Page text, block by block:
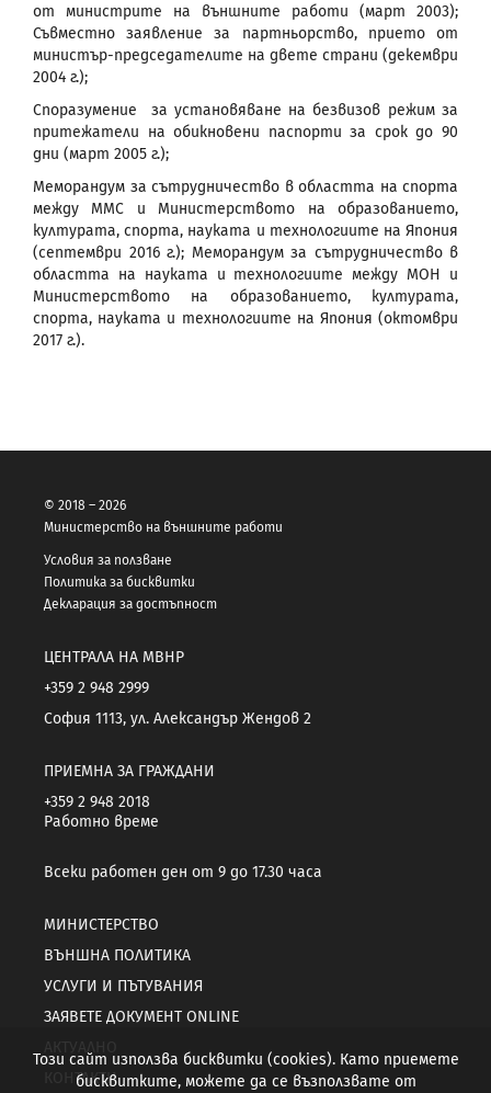
от министрите на външните работи (март 2003);
Съвместно заявление за партньорство, прието от
министър-председателите на двете страни (декември
2004 г.);
Споразумение за установяване на безвизов режим за
притежатели на обикновени паспорти за срок до 90
дни (март 2005 г.);
Меморандум за сътрудничество в областта на спорта
между ММС и Министерството на образованието,
културата, спорта, науката и технологиите на Япония
(септември 2016 г.); Меморандум за сътрудничество в
областта на науката и технологиите между МОН и
Министерството на образованието, културата,
спорта, науката и технологиите на Япония (октомври
2017 г.).
© 2018 – 2026
Министерство на външните работи
Условия за ползване
Политика за бисквитки
Декларация за достъпност
ЦЕНТРАЛА НА МВНР
+359 2 948 2999
София 1113, ул. Александър Жендов 2
ПРИЕМНА ЗА ГРАЖДАНИ
+359 2 948 2018
Работно време
Всеки работен ден от 9 до 17.30 часа
МИНИСТЕРСТВО
ВЪНШНА ПОЛИТИКА
УСЛУГИ И ПЪТУВАНИЯ
ЗАЯВЕТЕ ДОКУМЕНТ ONLINE
КОНТАКТИ
Този сайт използва бисквитки (cookies). Като приемете
бисквитките, можете да се възползвате от